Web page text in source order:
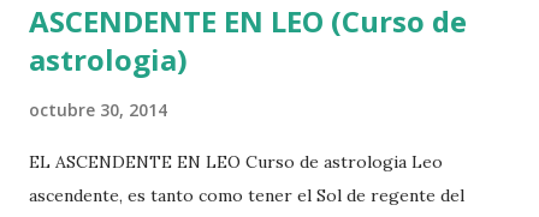
ASCENDENTE EN LEO (Curso de
astrologia)
octubre 30, 2014
EL ASCENDENTE EN LEO Curso de astrologia Leo
ascendente, es tanto como tener el Sol de regente del